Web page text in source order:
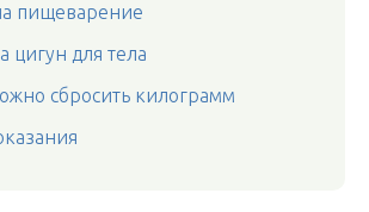
пищеварение
цигун для тела
сбросить килограмм